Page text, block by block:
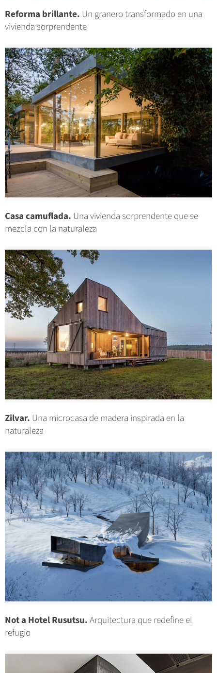
Reforma brillante. Un granero transformado en una
vivienda sorprendente
Casa camuflada. Una vivienda sorprendente que se
mezcla con la naturaleza
Zilvar. Una microcasa de madera inspirada en la
naturaleza
Not a Hotel Rusutsu.Arquitectura que redefine el
refugio